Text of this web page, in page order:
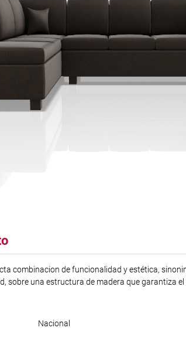
combinacion de funcionalidad y estética,
sobre una estructura de madera que garantiza
Nacional
tapete